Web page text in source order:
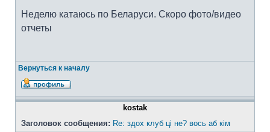
Неделю катаюсь по Беларуси. Скоро фото/видео
отчеты
Вернуться к началу
kostak
Заголовок сообщения: Re: здох клуб ці не? вось аб кім